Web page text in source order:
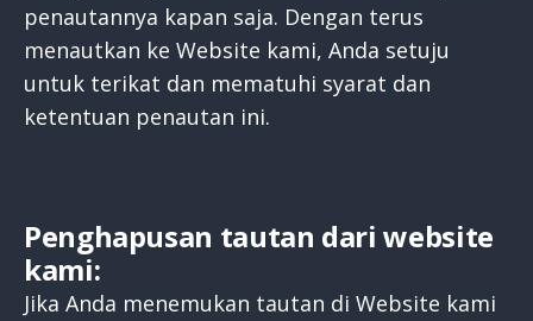
penautannya kapan saja. Dengan terus
menautkan ke Website kami, Anda setuju
untuk terikat dan mematuhi syarat dan
ketentuan penautan ini.
Penghapusan tautan dari website
kami:
Jika Anda menemukan tautan di Website kami